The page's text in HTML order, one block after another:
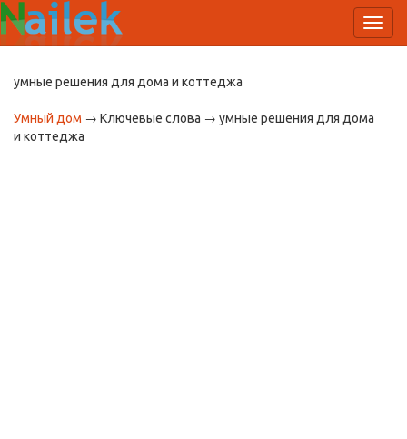
умные решения для дома и коттеджа
Умный дом → Ключевые слова → умные решения для дома
и коттеджа